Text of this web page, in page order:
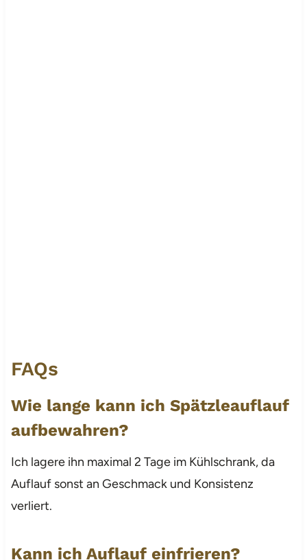
FAQs
Wie lange kann ich Spätzleauflauf
aufbewahren?
Ich lagere ihn maximal 2 Tage im Kühlschrank, da
Auflauf sonst an Geschmack und Konsistenz
verliert.
Kann ich Auflauf einfrieren?